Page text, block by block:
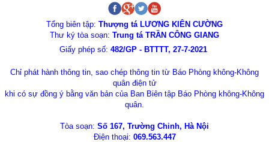
Tổng biên tập: Thượng tá LƯƠNG KIÊN CƯỜNG
Thư ký tòa soạn: Trung tá TRẦN CÔNG GIANG
Giấy phép số: 482/GP - BTTTT, 27-7-2021
Chỉ phát hành thông tin, sao chép thông tin từ Báo Phòng không-Không
quân điện tử
khi có sự đồng ý bằng văn bản của Ban Biên tập Báo Phòng không-Không
quân.
Tòa soạn: Số 167, Trường Chinh, Hà Nội
Điện thoại: 069.563.447